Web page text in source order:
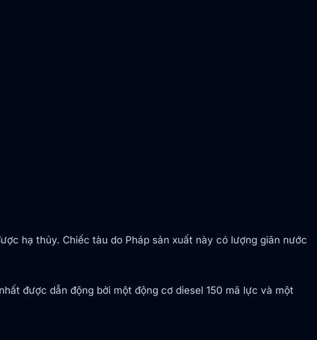
hạ thủy. Chiếc tàu do Pháp sản xuất này có lượng giãn nước
được dẫn động bởi một động cơ diesel 150 mã lực và một